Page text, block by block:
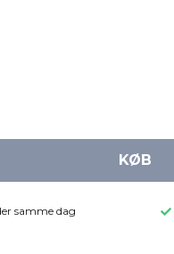
KØB
samme dag